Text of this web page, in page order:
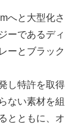
へと大型化さ
ーであるディ
ーとブラック
し特許を取得
ない素材を組
とともに、オ